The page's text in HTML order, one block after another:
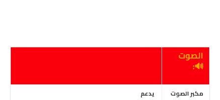
الصوت
🔊:
مكبر الصوت
يدعم